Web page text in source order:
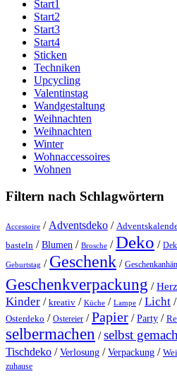
Start1
Start2
Start3
Start4
Sticken
Techniken
Upcycling
Valentinstag
Wandgestaltung
Weihnachten
Weihnachten
Winter
Wohnaccessoires
Wohnen
Filtern nach Schlagwörtern
Accessoire / Adventsdeko /
basteln /Blumen / Brosche /Deko /
Geburtstag / Geschenk /
Geschenkverpackung /Herz
Kinder / kreativ / Küche / Lampe /Licht /
Osterdeko / Ostereier /Papier /Party /
selbermachen /selbst
Tischdeko /Verlosung /Verpackung /
zuhause